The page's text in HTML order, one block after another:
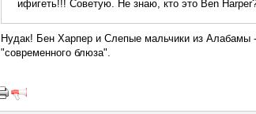
ифигеть!!! Советую. Не знаю, кто это Ben
Нудак! Бен Харпер и Слепые мальчики из Алабамы
"современного блюза".